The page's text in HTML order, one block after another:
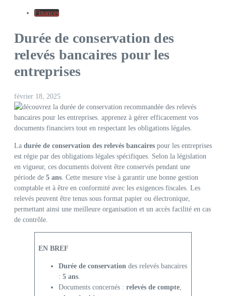
Finances
Durée de conservation des
relevés bancaires pour les
entreprises
février 18, 2025
La durée de conservation des relevés bancaires pour les entreprises
est régie par des obligations légales spécifiques. Selon la législation
en vigueur, ces documents doivent être conservés pendant une
période de 5 ans. Cette mesure vise à garantir une bonne gestion
comptable et à être en conformité avec les exigences fiscales. Les
relevés peuvent être tenus sous format papier ou électronique,
permettant ainsi une meilleure organisation et un accès facilité en cas
de contrôle.
EN BREF
Durée de conservation des relevés bancaires
: 5 ans.
Documents concernés : relevés de compte,